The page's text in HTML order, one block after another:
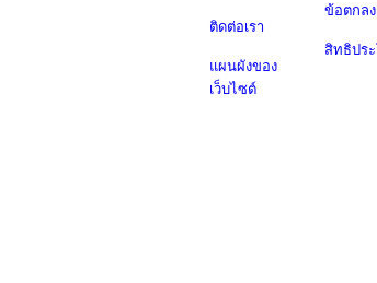
ติดต่อเรา
แผนผังของ
เว็บไซต์
ข้อตกล
สิทธิปร